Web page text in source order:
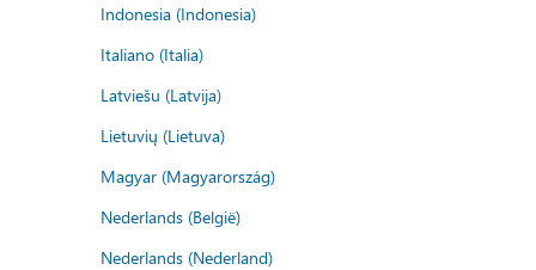
Indonesia (Indonesia)
Italiano (Italia)
Latviešu (Latvija)
Lietuvių (Lietuva)
Magyar (Magyarország)
Nederlands (België)
Nederlands (Nederland)